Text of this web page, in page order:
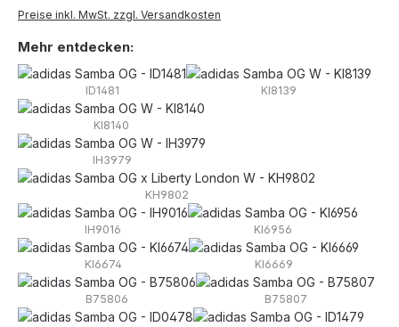
Preise inkl. MwSt. zzgl. Versandkosten
Mehr entdecken:
ID1481 KI8139
KI8140
IH3979
KH9802
IH9016 KI6956
KI6674 KI6669
B75806 B75807